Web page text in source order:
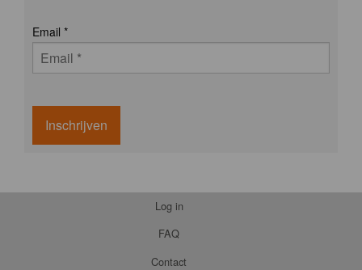
Email *
Inschrijven
Log in
FAQ
Contact